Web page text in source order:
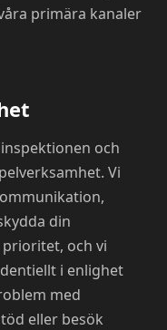
primära kanaler
och
Vi
din
och vi
i enlighet
med
eller besök